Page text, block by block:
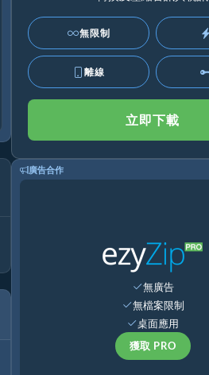
無限制
離線
立即下載
廣告合作
無廣告
無檔案限制
桌面應用
獲取 PRO